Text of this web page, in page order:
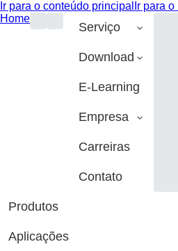
Ir para o conteúdo principal Ir para
Home
Serviço
Download
E-Learning
Empresa
Carreiras
Contato
Produtos
Aplicações